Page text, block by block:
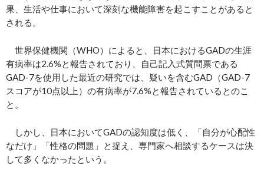
果、生活や仕事において深刻な機能障害を起こすことがあると
される。
世界保健機関（WHO）によると、日本におけるGADの生涯
有病率は2.6%と報告されており、自己記入式質問票である
GAD-7を使用した最近の研究では、疑いを含むGAD（GAD-7
スコアが10点以上）の有病率が7.6%と報告されているとのこ
と。
しかし、日本においてGADの認知度は低く、「自分が心配性
なだけ」「性格の問題」と捉え、専門家へ相談するケースは決
して多くなかったという。